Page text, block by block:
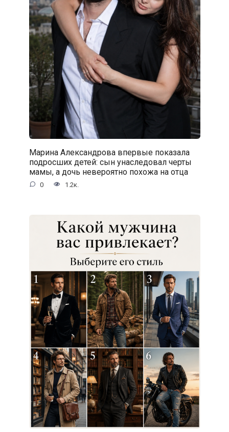
Марина Александрова впервые показала
подросших детей: сын унаследовал черты
мамы, а дочь невероятно похожа на отца
0 1.2к.